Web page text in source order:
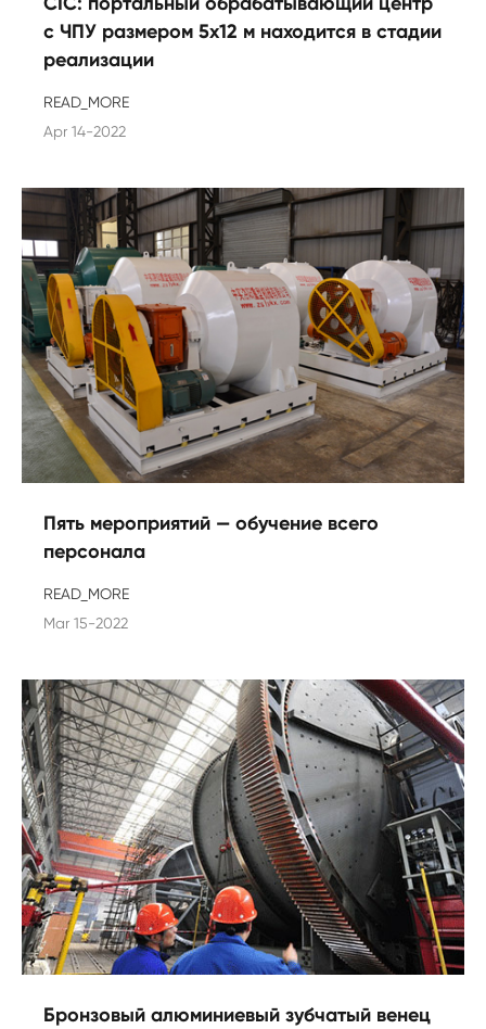
с ЧПУ размером 5x12 м находится в стадии
реализации
READ_MORE
Apr 14-2022
Пять мероприятий — обучение всего
персонала
READ_MORE
Mar 15-2022
Бронзовый алюминиевый зубчатый венец